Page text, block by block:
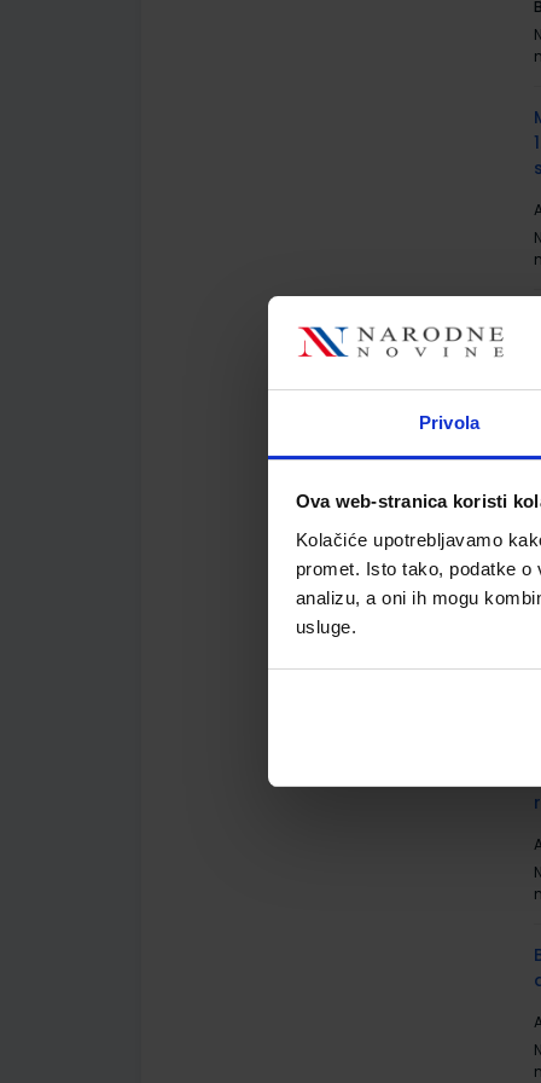
Privola
Ova web-stranica koristi
Kolačiće upotrebljavamo
promet. Isto tako, podatke
analizu, a oni ih mogu
usluge.